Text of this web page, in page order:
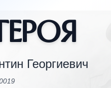
Георгиевич